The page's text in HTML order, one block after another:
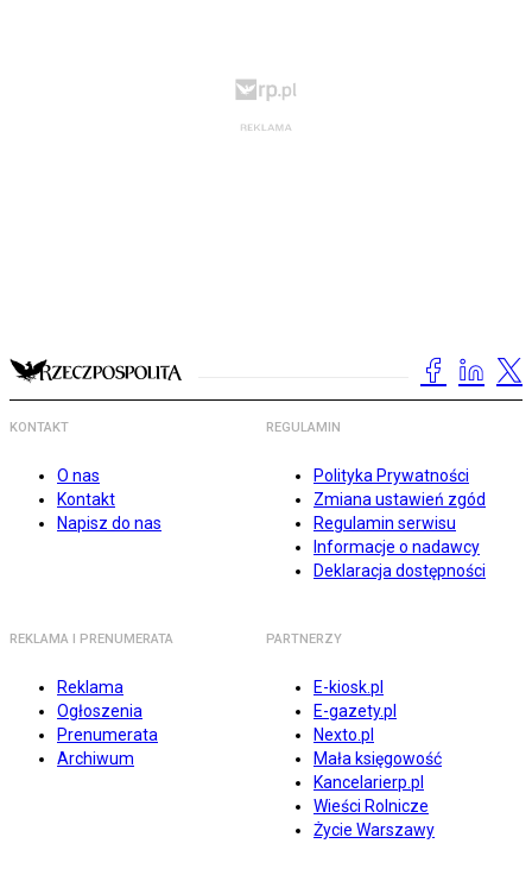
KONTAKT
O nas
Kontakt
Napisz do nas
REGULAMIN
Polityka Prywatności
Zmiana ustawień zgód
Regulamin serwisu
Informacje o nadawcy
Deklaracja dostępności
REKLAMA I PRENUMERATA
Reklama
Ogłoszenia
Prenumerata
Archiwum
PARTNERZY
E-kiosk.pl
E-gazety.pl
Nexto.pl
Mała księgowość
Kancelarierp.pl
Wieści Rolnicze
Życie Warszawy